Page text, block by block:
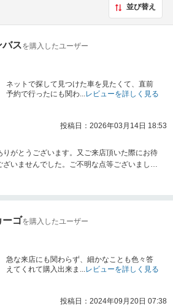
並び替え
バスを購入したユーザー
ネットで探して見つけた車を見たくて、直前
予約で行ったにも関わ...レビューを詳しく見る
投稿日：2026年03月14日 18:53
がとうございます。又ご来店頂いた際にお待
いませんでした。ご不明な点等ございました
ーゴを購入したユーザー
急な来店にも関わらず、細かなことも色々答
えてくれて購入出来ま...レビューを詳しく見る
投稿日：2024年09月20日 07:38